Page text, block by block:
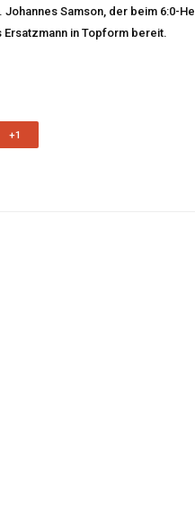
Samson, der beim 6:0-
in Topform bereit.
+1